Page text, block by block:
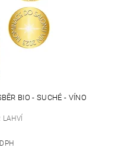
BIO - SUCHÉ - VÍNO
LAHVÍ